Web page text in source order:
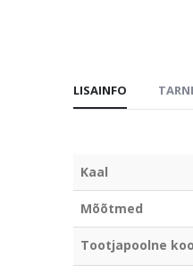
LISAINFO
Kaal
Mõõtmed
Tootjapoolne